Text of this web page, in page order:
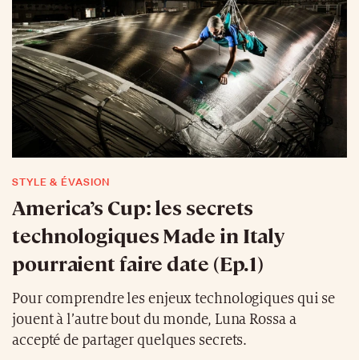
STYLE & ÉVASION
America’s Cup: les secrets
technologiques Made in Italy
pourraient faire date (Ep.1)
Pour comprendre les enjeux technologiques qui se
jouent à l’autre bout du monde, Luna Rossa a
accepté de partager quelques secrets.